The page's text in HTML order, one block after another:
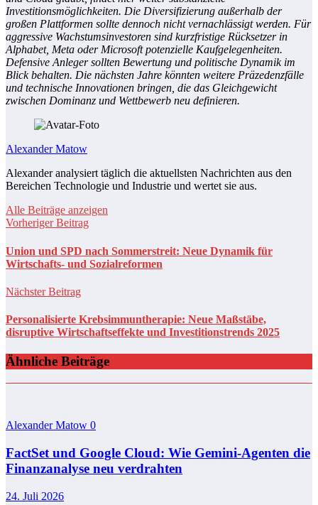
Investitionsmöglichkeiten. Die Diversifizierung außerhalb der
großen Plattformen sollte dennoch nicht vernachlässigt werden. Für
aggressive Wachstumsinvestoren sind kurzfristige Rücksetzer in
Alphabet, Meta oder Microsoft potenzielle Kaufgelegenheiten.
Defensive Anleger sollten Bewertung und politische Dynamik im
Blick behalten. Die nächsten Jahre könnten weitere Präzedenzfälle
und technische Innovationen bringen, die das Gleichgewicht
zwischen Dominanz und Wettbewerb neu definieren.
Alexander Matow
Alexander analysiert täglich die aktuellsten Nachrichten aus den
Bereichen Technologie und Industrie und wertet sie aus.
Alle Beiträge anzeigen
Vorheriger Beitrag
Union und SPD nach Sommerstreit: Neue Dynamik für
Wirtschafts- und Sozialreformen
Nächster Beitrag
Personalisierte Krebsimmuntherapie: Neue Maßstäbe,
disruptive Wirtschaftseffekte und Investitionstrends 2025
Ähnliche Beiträge
Alexander Matow 0
FactSet und Google Cloud: Wie Gemini-Agenten die
Finanzanalyse neu verdrahten
24. Juli 2026